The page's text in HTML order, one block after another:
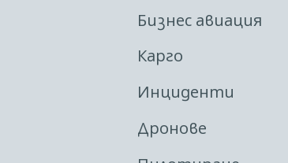
Бизнес авиация
Карго
Инциденти
Дронове